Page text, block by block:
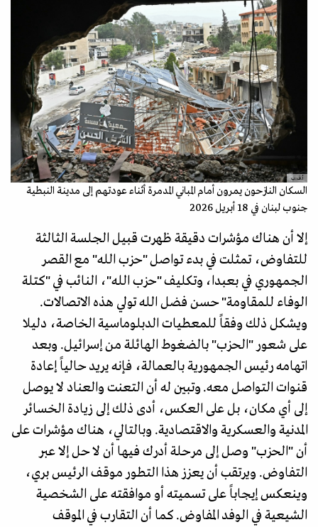
أ.ف.ب
السكان النازحون يمرون أمام المباني المدمرة أثناء عودتهم إلى مدينة النبطية
جنوب لبنان في 18 أبريل 2026
​إلا أن هناك مؤشرات دقيقة ظهرت قبيل الجلسة الثالثة
للتفاوض، تمثلت في بدء تواصل "حزب الله" مع القصر
الجمهوري في بعبدا، وتكليف "حزب الله"، النائب في "كتلة
الوفاء للمقاومة" حسن فضل الله تولي هذه الاتصالات.
ويشكل ذلك وفقاً للمعطيات الدبلوماسية الخاصة، دليلا
على شعور "الحزب" بالضغوط الهائلة من إسرائيل. وبعد
اتهامه رئيس الجمهورية بالعمالة، فإنه يريد حالياً إعادة
قنوات التواصل معه. وتبين له أن التعنت والعناد لا يوصل
إلى أي مكان، بل على العكس، أدى ذلك إلى زيادة الخسائر
المدنية والعسكرية والاقتصادية. وبالتالي، هناك مؤشرات على
أن "الحزب" وصل إلى مرحلة أدرك فيها أن لا حل إلا عبر
التفاوض. ويرتقب أن يعزز هذا التطور موقف الرئيس بري،
وينعكس إيجاباً على تسميته أو موافقته على الشخصية
الشيعية في الوفد المفاوض. كما أن التقارب في الموقف